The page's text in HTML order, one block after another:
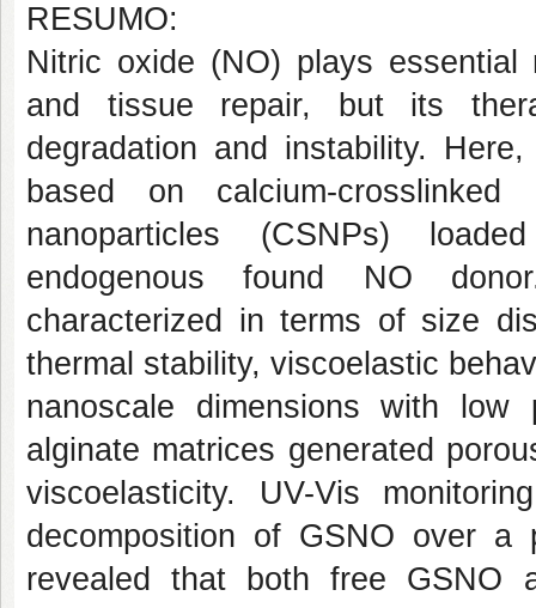
RESUMO:
Nitric oxide (NO) plays essential
and tissue repair, but its
degradation and instability.
based on calcium-crosslinked
nanoparticles (CSNPs)
endogenous found NO
characterized in terms of size
thermal stability, viscoelastic
nanoscale dimensions with low
alginate matrices generated
viscoelasticity. UV-Vis
decomposition of GSNO over
revealed that both free GSNO